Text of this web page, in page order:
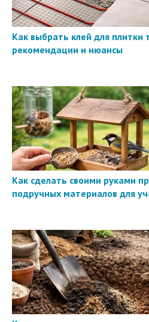
Как выбрать клей для плитки
рекомендации и нюансы
Как сделать своими руками
подручных материалов для